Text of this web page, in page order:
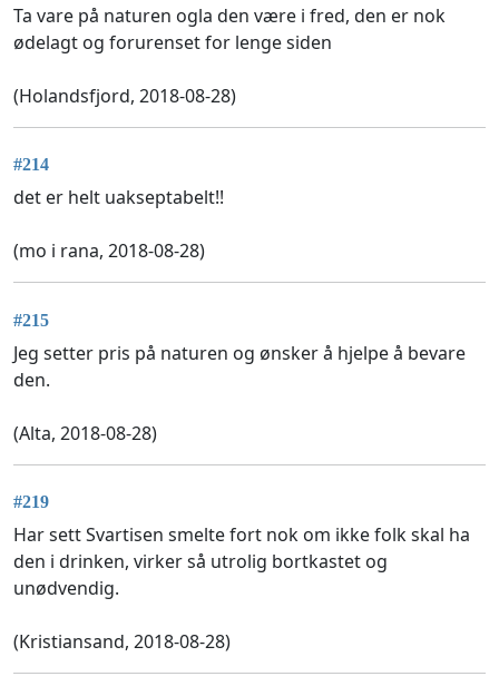
Ta vare på naturen ogla den være i fred, den er nok
ødelagt og forurenset for lenge siden
(Holandsfjord, 2018-08-28)
#214
det er helt uakseptabelt!!
(mo i rana, 2018-08-28)
#215
Jeg setter pris på naturen og ønsker å hjelpe å bevare
den.
(Alta, 2018-08-28)
#219
Har sett Svartisen smelte fort nok om ikke folk skal ha
den i drinken, virker så utrolig bortkastet og
unødvendig.
(Kristiansand, 2018-08-28)